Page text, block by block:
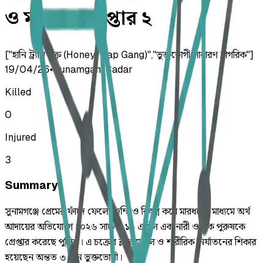
ও মারধর, গ্রেপ্তার ২
["হানি ট্র্যাপ চক্র (Honey Trap Gang)","ভুক্তভোগী সাধারণ নাগরিক"]
19/04/26•Sunamganj Sadar
Killed
0
Injured
3
Summary
সুনামগঞ্জে প্রেমের ফাঁদে ফেলে জিম্মি ও বিবস্ত্র করে মারধরের মাধ্যমে অর্থ
আদায়ের অভিযোগে ২০২৬ সালের ১৯ এপ্রিল এক নারী ও এক পুরুষকে
গ্রেপ্তার করেছে পুলিশ। এ চক্রের ব্ল্যাকমেইল ও শারীরিক নির্যাতনের শিকার
হয়েছেন অন্তত ৩ জন ভুক্তভোগী।